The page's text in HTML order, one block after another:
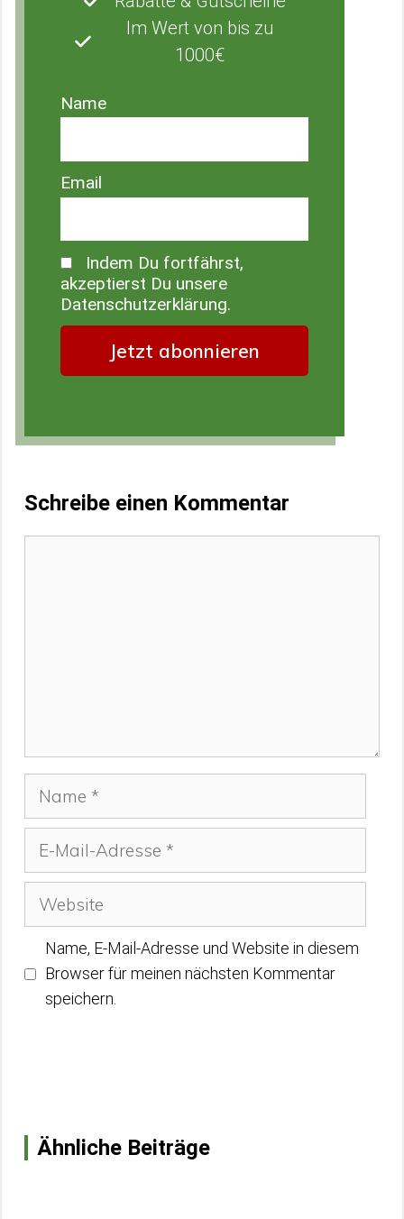
Im Wert von bis zu
1000€
Name
Email
Indem Du fortfährst,
akzeptierst Du unsere
Datenschutzerklärung.
Schreibe einen Kommentar
Name
Website
Name, E-Mail-Adresse und Website in diesem
Browser für meinen nächsten Kommentar
speichern.
Ähnliche Beiträge